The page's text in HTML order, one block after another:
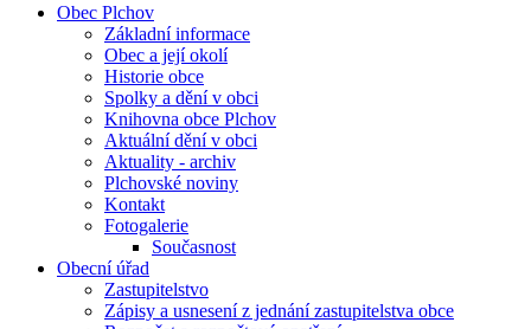
Obec Plchov
Základní informace
Obec a její okolí
Historie obce
Spolky a dění v obci
Knihovna obce Plchov
Aktuální dění v obci
Aktuality - archiv
Plchovské noviny
Kontakt
Fotogalerie
Současnost
Obecní úřad
Zastupitelstvo
Zápisy a usnesení z jednání zastupitelstva obce